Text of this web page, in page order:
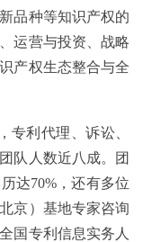
品种等知识产权的
运营与投资、战略
产权生态整合与全
专利代理、诉讼、
队人数近八成。团
达70%，还有多位
京）基地专家咨询
国专利信息实务人